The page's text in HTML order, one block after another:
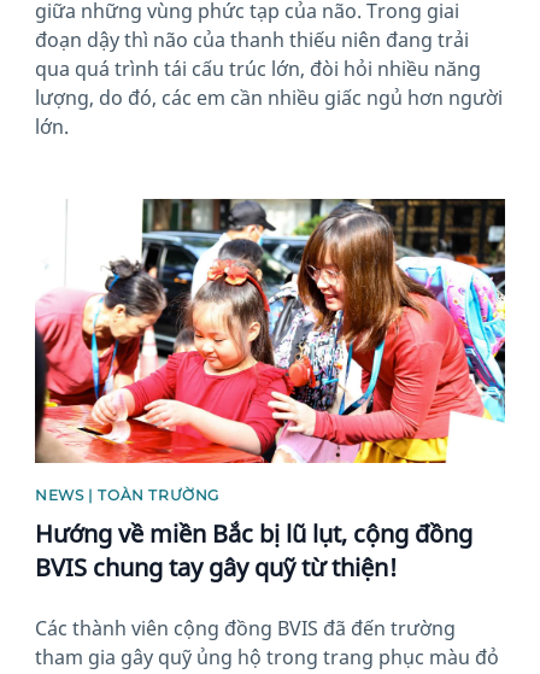
giữa những vùng phức tạp của não. Trong giai
đoạn dậy thì não của thanh thiếu niên đang trải
qua quá trình tái cấu trúc lớn, đòi hỏi nhiều năng
lượng, do đó, các em cần nhiều giấc ngủ hơn người
lớn.
NEWS | TOÀN TRƯỜNG
Hướng về miền Bắc bị lũ lụt, cộng đồng
BVIS chung tay gây quỹ từ thiện!
Các thành viên cộng đồng BVIS đã đến trường
tham gia gây quỹ ủng hộ trong trang phục màu đỏ